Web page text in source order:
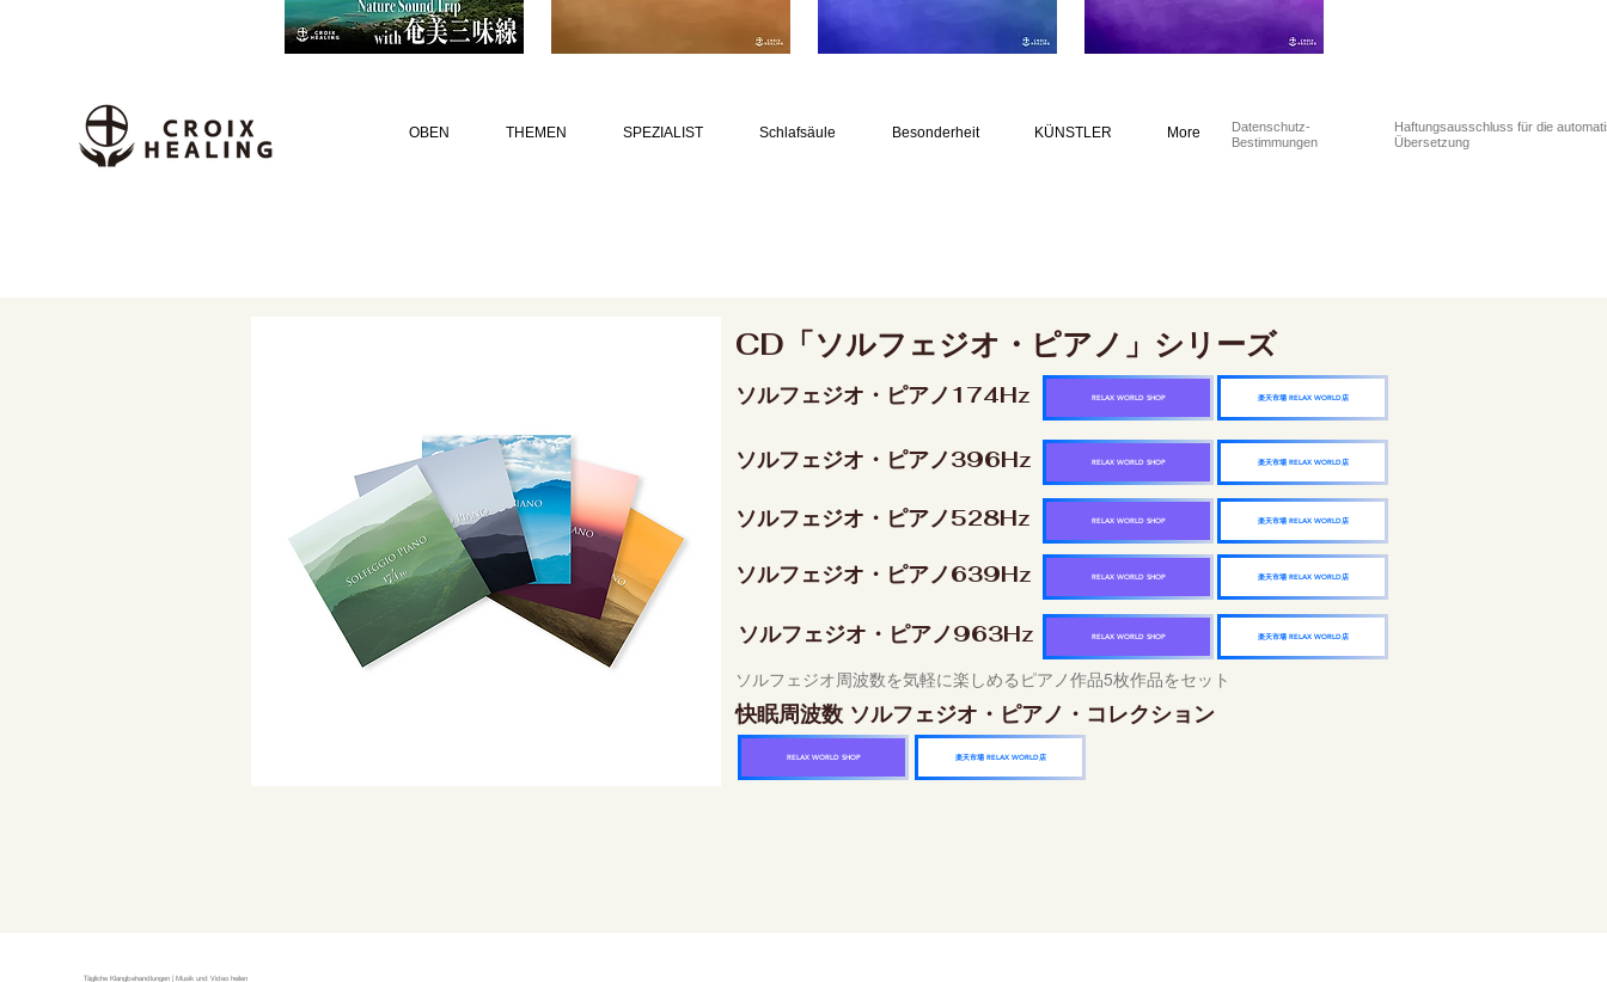
OBEN THEMEN SPEZIALIST Schlafsäule Besonderheit KÜNSTLER More
Datenschutz-
Bestimmungen
Haftungsausschluss für die
Übersetzung
CD「ソルフェジオ・ピアノ」シリーズ
ソルフェジオ・ピアノ174Hz 楽天市場 RELAX WORLD店
RELAX WORLD SHOP
ソルフェジオ・ピアノ396Hz 楽天市場 RELAX WORLD店
RELAX WORLD SHOP
ソルフェジオ・ピアノ528Hz 楽天市場 RELAX WORLD店
RELAX WORLD SHOP
ソルフェジオ・ピアノ639Hz 楽天市場 RELAX WORLD店
RELAX WORLD SHOP
ソルフェジオ・ピアノ963Hz 楽天市場 RELAX WORLD店
RELAX WORLD SHOP
ソルフェジオ周波数を気軽に楽しめるピアノ作品5枚作品をセット
快眠周波数 ソルフェジオ・ピアノ・コレクション
RELAX WORLD SHOP 楽天市場 RELAX WORLD店
Tägliche Klangbehandlungen | Musik und Video heilen